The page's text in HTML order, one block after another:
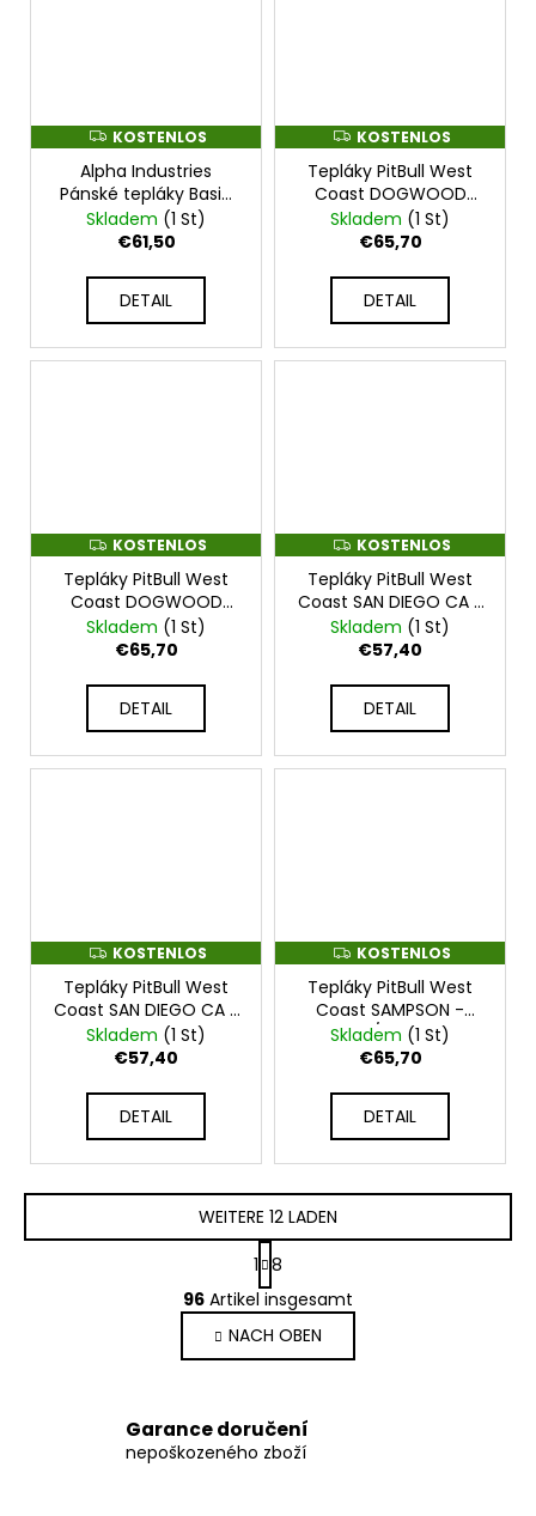
K
O
S
T
E
N
KOSTENLOS
Alpha Industries
Pánské tepláky Basic
Small Logo - tmavě
zelené - 156370-142
Skladem (1 St)
€61,50
DETAIL
K
O
S
T
E
N
KOSTENLOS
Tepláky PitBull West
Coast DOGWOOD
TRACK - modré -
PWCT_PTDOGWOOD_BLUE
Skladem (1 St)
€65,70
DETAIL
K
O
S
T
E
N
KOSTENLOS
Tepláky PitBull West
Coast DOGWOOD
TRACK - taupe -
PWCT_PTDOGWOOD_TAUPE
Skladem (1 St)
€65,70
DETAIL
K
O
S
T
E
N
L
KOSTENLOS
Tepláky PitBull West
Coast SAN DIEGO CA -
černé -
PWC_TEPSDCS_BLK
Skladem (1 St)
€57,40
DETAIL
K
O
S
T
E
N
L
KOSTENLOS
Tepláky PitBull West
Coast SAN DIEGO CA -
tmavě modré -
PWC_TEPSDCS_BLUE
Skladem (1 St)
€57,40
DETAIL
K
O
S
T
E
N
KOSTENLOS
Tepláky PitBull West
Coast SAMPSON -
šedo/zelené -
PWC_PTSAMPSON_GREEN
Skladem (1 St)
€65,70
DETAIL
S
t
e
u
r
e
WEITERE 12 LADEN
P
a
g
i
n
i
u
n
1 8
96 Artikel insgesamt
NACH OBEN
Garance doručení
nepoškozeného zboží